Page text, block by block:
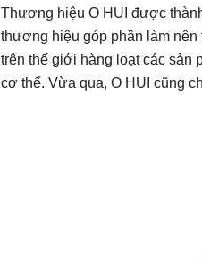
Thương hiệu O HUI được
thương hiệu góp phần làm
trên thế giới hàng loạt các sản
cơ thể. Vừa qua, O HUI cũng